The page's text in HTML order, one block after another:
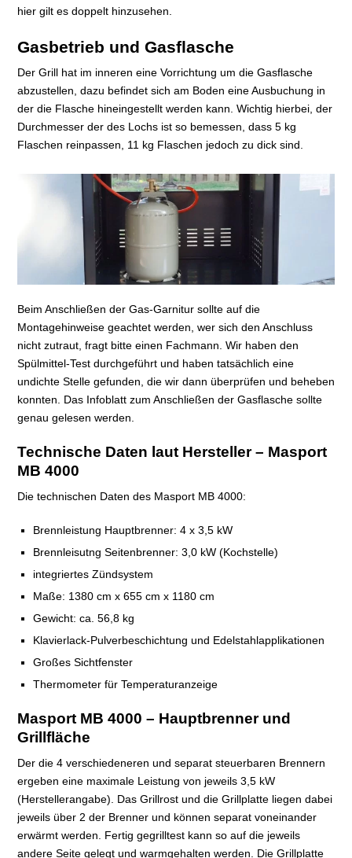
hier gilt es doppelt hinzusehen.
Gasbetrieb und Gasflasche
Der Grill hat im inneren eine Vorrichtung um die Gasflasche
abzustellen, dazu befindet sich am Boden eine Ausbuchung in
der die Flasche hineingestellt werden kann. Wichtig hierbei, der
Durchmesser der des Lochs ist so bemessen, dass 5 kg
Flaschen reinpassen, 11 kg Flaschen jedoch zu dick sind.
Beim Anschließen der Gas-Garnitur sollte auf die
Montagehinweise geachtet werden, wer sich den Anschluss
nicht zutraut, fragt bitte einen Fachmann. Wir haben den
Spülmittel-Test durchgeführt und haben tatsächlich eine
undichte Stelle gefunden, die wir dann überprüfen und beheben
konnten. Das Infoblatt zum Anschließen der Gasflasche sollte
genau gelesen werden.
Technische Daten laut Hersteller – Masport
MB 4000
Die technischen Daten des Masport MB 4000:
Brennleistung Hauptbrenner: 4 x 3,5 kW
Brennleisutng Seitenbrenner: 3,0 kW (Kochstelle)
integriertes Zündsystem
Maße: 1380 cm x 655 cm x 1180 cm
Gewicht: ca. 56,8 kg
Klavierlack-Pulverbeschichtung und Edelstahlapplikationen
Großes Sichtfenster
Thermometer für Temperaturanzeige
Masport MB 4000 – Hauptbrenner und
Grillfläche
Der die 4 verschiedeneren und separat steuerbaren Brennern
ergeben eine maximale Leistung von jeweils 3,5 kW
(Herstellerangabe). Das Grillrost und die Grillplatte liegen dabei
jeweils über 2 der Brenner und können separat voneinander
erwärmt werden. Fertig gegrilltest kann so auf die jeweils
andere Seite gelegt und warmgehalten werden. Die Grillplatte